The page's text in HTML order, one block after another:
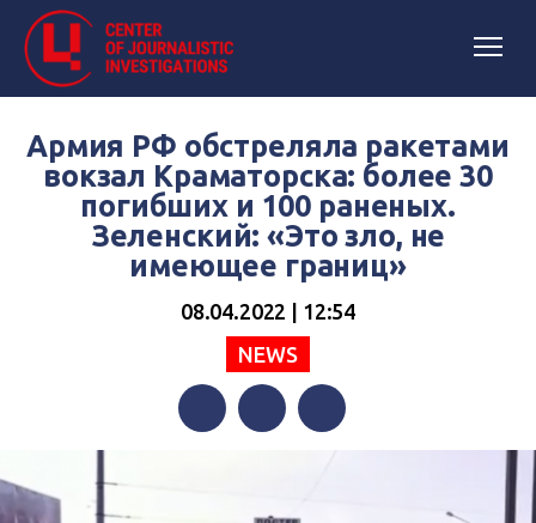
Армия РФ обстреляла ракетами
вокзал Краматорска: более 30
погибших и 100 раненых.
Зеленский: «Это зло, не
имеющее границ»
08.04.2022 | 12:54
NEWS
Telegram